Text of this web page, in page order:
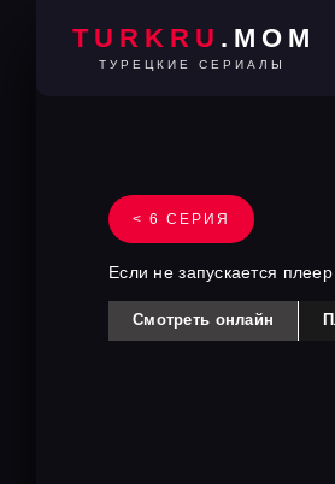
TURKRU .MOM
ТУРЕЦКИЕ СЕРИАЛЫ
< 6 СЕРИЯ
Если не запускается
Смотреть онлайн